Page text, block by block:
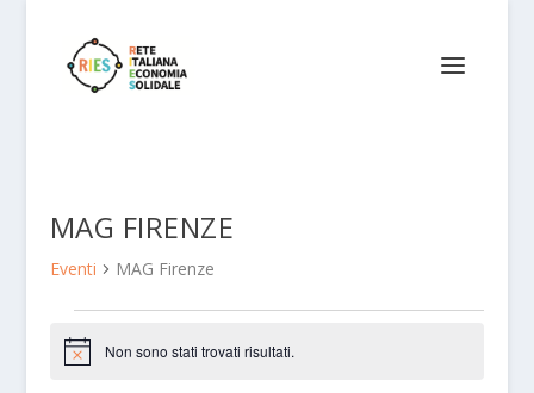
MAG FIRENZE
Eventi MAG Firenze
Notice Non sono stati trovati risultati.